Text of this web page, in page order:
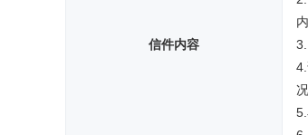
信件内容